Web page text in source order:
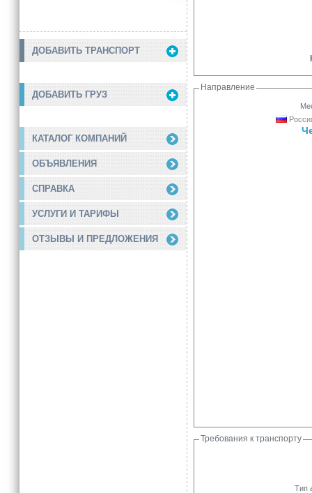
ДОБАВИТЬ ТРАНСПОРТ
ДОБАВИТЬ ГРУЗ
КАТАЛОГ КОМПАНИЙ
ОБЪЯВЛЕНИЯ
СПРАВКА
УСЛУГИ И ТАРИФЫ
ОТЗЫВЫ И ПРЕДЛОЖЕНИЯ
Направление
Требования к транспорту
Тип